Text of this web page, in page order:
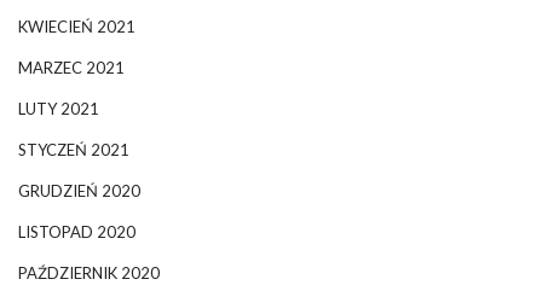
KWIECIEŃ 2021
MARZEC 2021
LUTY 2021
STYCZEŃ 2021
GRUDZIEŃ 2020
LISTOPAD 2020
PAŹDZIERNIK 2020